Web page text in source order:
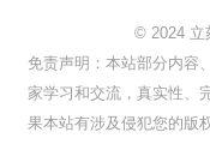
© 2024 立
免责声明：本站部分内容
家学习和交流，真实性、
果本站有涉及侵犯您的版